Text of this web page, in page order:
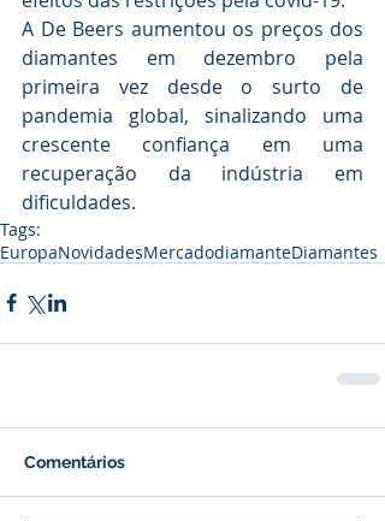
A De Beers aumentou os preços dos
diamantes em dezembro pela
primeira vez desde o surto de
pandemia global, sinalizando uma
crescente confiança em uma
recuperação da indústria em
dificuldades.
Tags:
EuropaNovidadesMercadodiamanteDiamantes
Comentários